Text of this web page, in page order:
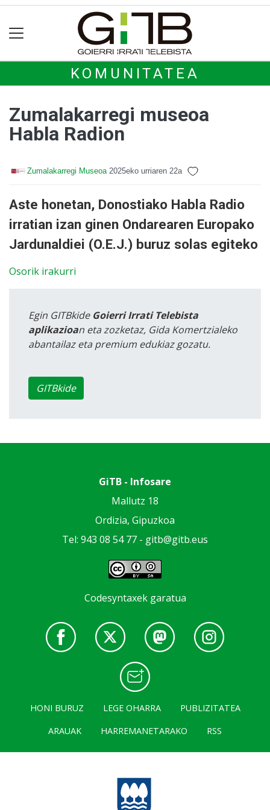
KOMUNITATEA
Zumalakarregi museoa
Habla Radion
Zumalakarregi Museoa 2025eko urriaren 22a
Aste honetan, Donostiako Habla Radio
irratian izan ginen Ondarearen Europako
Jardunaldiei (O.E.J.) buruz solas egiteko
Osorik irakurri
Egin GITBkide Goierri Irrati Telebista
aplikazioan eta zozketaz, Gida Komertzialeko
abantailaz eta premium edukiaz gozatu.
GITBkide
GiTB - Infosare
Mallutz 18
Ordizia, Gipuzkoa
Tel: 943 08 54 77 - gitb@gitb.eus
Codesyntaxek garatua
HONI BURUZ LEGE OHARRA
PUBLIZITATEA
ARAUAK
HARREMANETARAKO RSS